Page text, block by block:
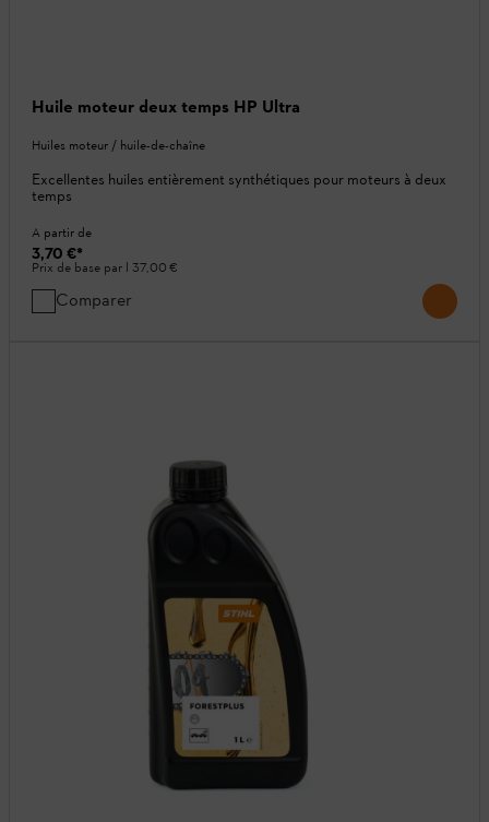
Huile moteur deux temps HP Ultra
Huiles moteur / huile-de-chaîne
Excellentes huiles entièrement synthétiques pour moteurs à deux
temps
A partir de
3,70 €*
Prix de base par l 37,00 €
Comparer